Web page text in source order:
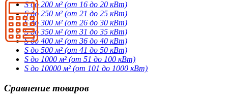
S до 200 м² (от 16 до 20 кВт)
S до 250 м² (от 21 до 25 кВт)
S до 300 м² (от 26 до 30 кВт)
S до 350 м² (от 31 до 35 кВт)
S до 400 м² (от 36 до 40 кВт)
S до 500 м² (от 41 до 50 кВт)
S до 1000 м² (от 51 до 100 кВт)
S до 10000 м² (от 101 до 1000 кВт)
Сравнение товаров